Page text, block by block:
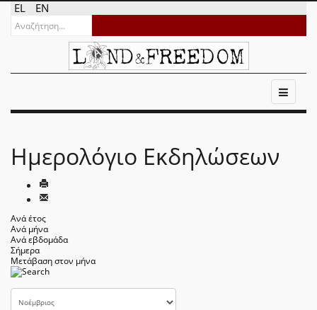
EL EN
Ημερολόγιο Εκδηλώσεων
Ανά έτος
Ανά μήνα
Ανά εβδομάδα
Σήμερα
Μετάβαση στον μήνα